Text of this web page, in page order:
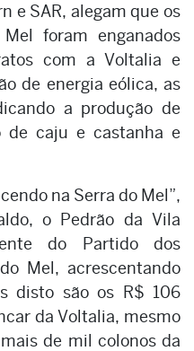
e SAR, alegam que os
foram enganados
com a Voltalia e
de energia eólica, as
a produção de
de caju e castanha e
na Serra do Mel”,
o Pedrão da Vila
do Partido dos
Mel, acrescentando
disto são os R$ 106
da Voltalia, mesmo
de mil colonos da